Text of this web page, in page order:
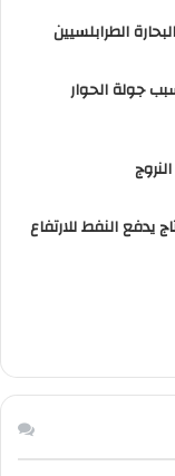
جولة الحوار
يدفع النفط للارتفاع